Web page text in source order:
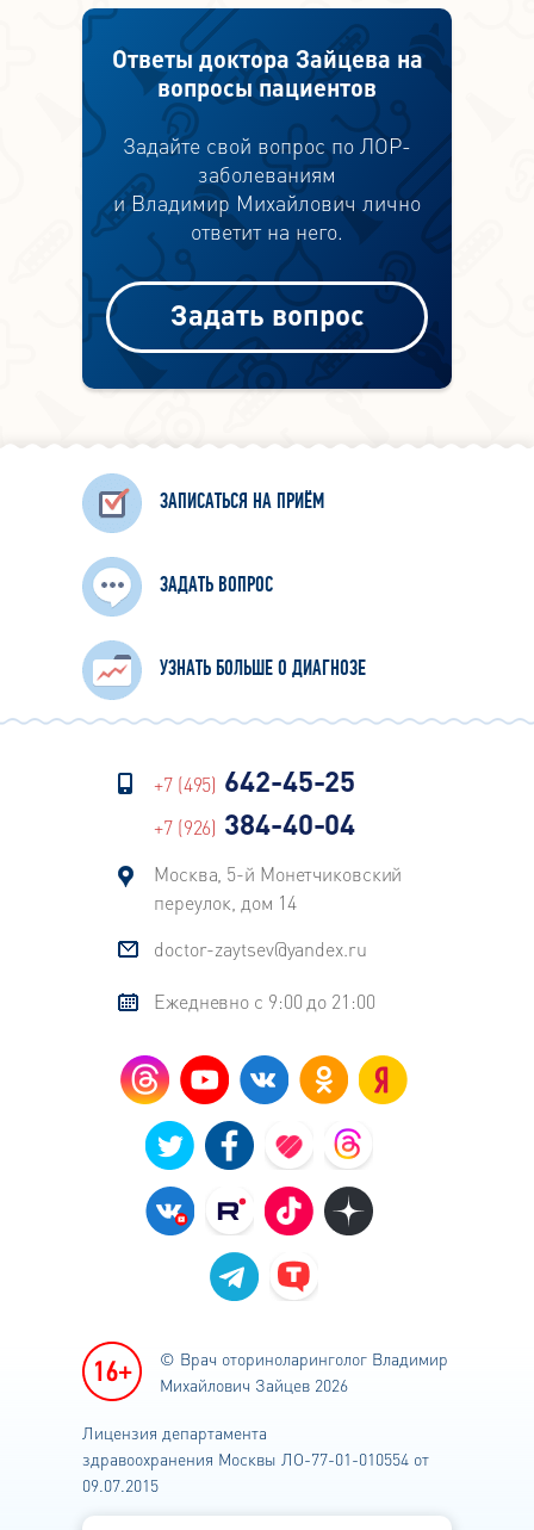
Ответы доктора Зайцева на
вопросы пациентов
Задайте свой вопрос по ЛОР-
заболеваниям
и Владимир Михайлович лично
ответит на него.
Задать вопрос
ЗАПИСАТЬСЯ НА ПРИЁМ
ЗАДАТЬ ВОПРОС
УЗНАТЬ БОЛЬШЕ О ДИАГНОЗЕ
+7 (495) 642-45-25
+7 (926) 384-40-04
Москва, 5-й Монетчиковский
переулок, дом 14
doctor-zaytsev@yandex.ru
Ежедневно с 9:00 до 21:00
© Врач оториноларинголог Владимир
Михайлович Зайцев 2026
Лицензия департамента
здравоохранения Москвы ЛО-77-01-010554 от
09.07.2015